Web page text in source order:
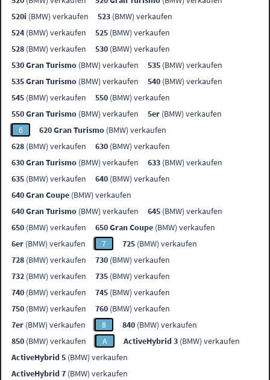
520i (BMW) verkaufen 523 (BMW) verkaufen
524 (BMW) verkaufen 525 (BMW) verkaufen
528 (BMW) verkaufen 530 (BMW) verkaufen
530 Gran Turismo (BMW) verkaufen 535 (BMW) verkaufen
535 Gran Turismo (BMW) verkaufen 540 (BMW) verkaufen
545 (BMW) verkaufen 550 (BMW) verkaufen
550 Gran Turismo (BMW) verkaufen 5er (BMW) verkaufen
6
620 Gran Turismo (BMW) verkaufen
628 (BMW) verkaufen 630 (BMW) verkaufen
630 Gran Turismo (BMW) verkaufen 633 (BMW) verkaufen
635 (BMW) verkaufen 640 (BMW) verkaufen
640 Gran Coupe (BMW) verkaufen
640 Gran Turismo (BMW) verkaufen 645 (BMW) verkaufen
650 (BMW) verkaufen 650 Gran Coupe (BMW) verkaufen
6er (BMW) verkaufen 7 725 (BMW) verkaufen
728 (BMW) verkaufen 730 (BMW) verkaufen
732 (BMW) verkaufen 735 (BMW) verkaufen
740 (BMW) verkaufen 745 (BMW) verkaufen
750 (BMW) verkaufen 760 (BMW) verkaufen
7er (BMW) verkaufen 8 840 (BMW) verkaufen
850 (BMW) verkaufen A ActiveHybrid 3 (BMW) verkaufen
ActiveHybrid 5 (BMW) verkaufen
ActiveHybrid 7 (BMW) verkaufen